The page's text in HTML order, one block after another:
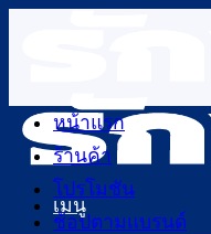
เนื้อหา
เมนู
หน้าแรก
ร้านค้า
โปรโมชัน
ช้อปตามแบรนด์